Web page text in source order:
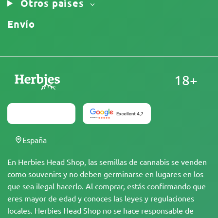
Otros países
Envío
En Herbies Head Shop, las semillas de cannabis se venden
como souvenirs y no deben germinarse en lugares en los
que sea ilegal hacerlo. Al comprar, estás confirmando que
eres mayor de edad y conoces las leyes y regulaciones
locales. Herbies Head Shop no se hace responsable de
18+
España